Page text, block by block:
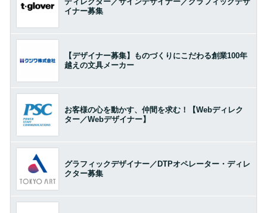
イナー募集
【デザイナー募集】ものづくりにこだわる創業100年
越えの文具メーカー
お客様の心を動かす、仲間を求む！【Webディレク
ター／Webデザイナー】
グラフィックデザイナー／DTPオペレーター・ディレ
クター募集